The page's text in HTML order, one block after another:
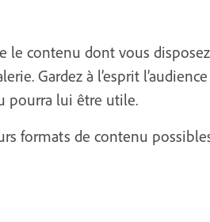
le contenu dont vous
Gardez à l’esprit
pourra lui être utile.
formats de contenu